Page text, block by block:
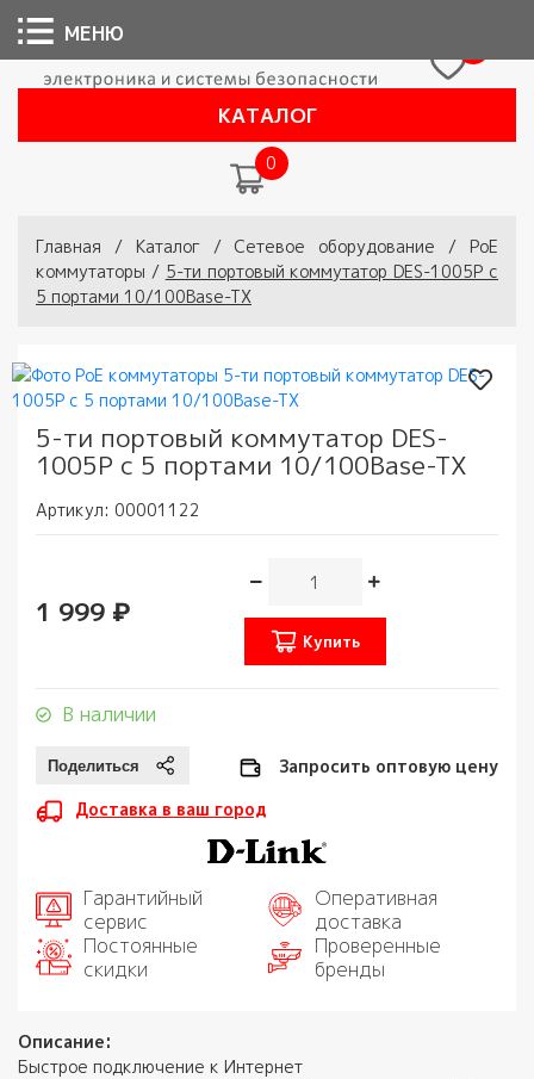
КАТАЛОГ
0
Вы здесь
Главная / Каталог / Сетевое оборудование /
РоЕ
коммутаторы / 5-ти портовый коммутатор DES-1005P с
5 портами 10/100Base-TX
5-ти портовый коммутатор DES-
1005P с 5 портами 10/100Base-TX
Артикул: 00001122
1 999 ₽
Купить
В наличии
Запросить оптовую цену
Доставка в ваш город
Гарантийный
сервис
Оперативная
доставка
Постоянные
скидки
Проверенные
бренды
Описание:
Быстрое подключение к Интернет
МЕНЮ